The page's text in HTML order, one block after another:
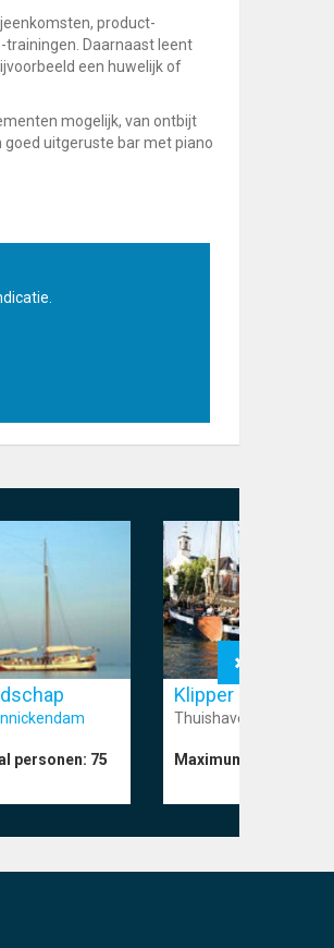
product-
Daarnaast leent
een huwelijk of
mogelijk, van ontbijt
goed uitgeruste bar met piano
personen: 75
Klipper Hoge Wier
Thuishaven:
Maximum aantal